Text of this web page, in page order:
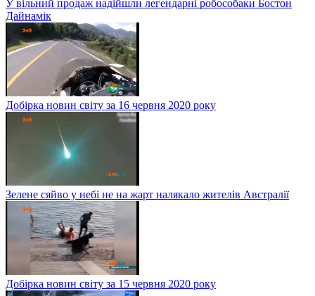
У вільний продаж надійшли легендарні робособаки Бостон
Дайнамік
Добірка новин світу за 16 червня 2020 року
Зелене сяйво у небі не на жарт налякало жителів Австралії
Добірка новин світу за 15 червня 2020 року